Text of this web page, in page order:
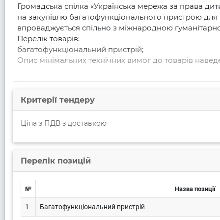
Громадська спілка «Українська мережа за права
на закупівлю багатофункціонального пристрою для
впроваджується спільно з міжнародною
Перелік товарів:
багатофункціональний пристрій;
Опис мінімальних технічних вимог до товарів
Умови оплати:
товари повинні відповідати мінімальним
якими їхніми материнськими, дочірніми чи
політики України, а також внутрішніх політик
Умови поставки:
Товар повинен бути новим, без видимих дефектів
збереження його під час транспортування.
Доставка, розвантаження товару, підйом на поверх
Критерії тендеру
Ціна з ПДВ з доставкою
Перелік позицій
№ Назва позиції
1 Багатофункціональний пристрій